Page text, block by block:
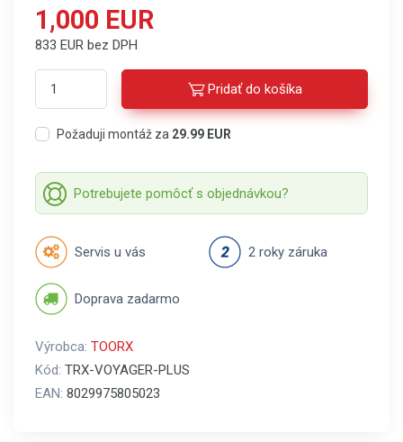
1,000 EUR
833 EUR bez DPH
Pridať do košíka
Požaduji montáž za 29.99 EUR
Potrebujete pomôcť s objednávkou?
Servis u vás 2 roky záruka
Doprava zadarmo
Výrobca: TOORX
Kód: TRX-VOYAGER-PLUS
EAN: 8029975805023